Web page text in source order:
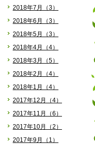
2018年7月（3）
2018年6月（3）
2018年5月（3）
2018年4月（4）
2018年3月（5）
2018年2月（4）
2018年1月（4）
2017年12月（4）
2017年11月（6）
2017年10月（2）
2017年9月（1）